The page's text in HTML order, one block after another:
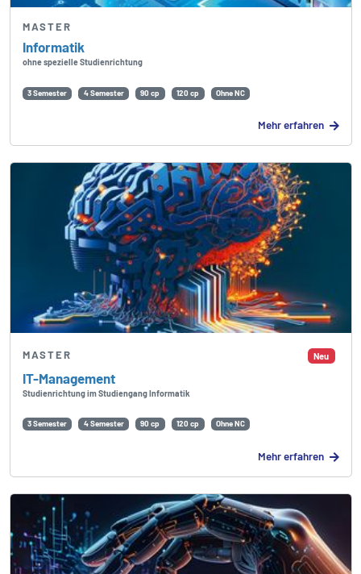
Informatik
ohne spezielle Studienrichtung
MASTER
3 Semester 4 Semester 90 cp 120 cp Ohne NC
Mehr erfahren
IT-Management
Studienrichtung im Studiengang Informatik
MASTER Neu
3 Semester 4 Semester 90 cp 120 cp Ohne NC
Mehr erfahren